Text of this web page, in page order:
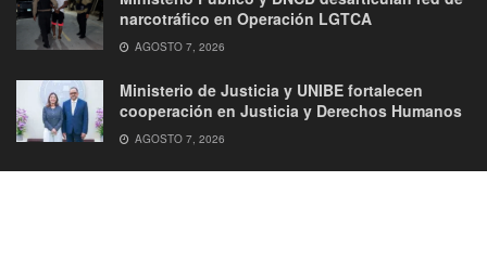
narcotráfico en Operación LGTCA
AGOSTO 7, 2026
Ministerio de Justicia y UNIBE fortalecen
cooperación en Justicia y Derechos Humanos
AGOSTO 7, 2026